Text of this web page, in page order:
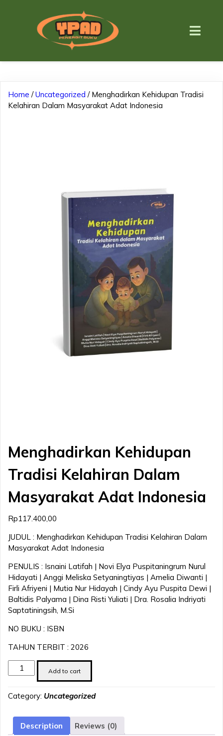
Home /Uncategorized / Menghadirkan Kehidupan Tradisi
Kelahiran Dalam Masyarakat Adat Indonesia
Menghadirkan Kehidupan
Tradisi Kelahiran Dalam
Masyarakat Adat Indonesia
Rp117.400,00
JUDUL : Menghadirkan Kehidupan Tradisi Kelahiran Dalam
Masyarakat Adat Indonesia
PENULIS : Isnaini Latifah | Novi Elya Puspitaningrum Nurul
Hidayati | Anggi Meliska Setyaningtiyas | Amelia Diwanti |
Firli Afriyeni | Mutia Nur Hidayah | Cindy Ayu Puspita Dewi |
Baltidis Palyama | Dina Risti Yuliati | Dra. Rosalia Indriyati
Saptatiningsih, M.Si
NO BUKU : ISBN
TAHUN TERBIT : 2026
Menghadirkan
Kehidupan
Kelahiran
Masyarakat
Adat
Add to cart
Category: Uncategorized
Description Reviews (0)